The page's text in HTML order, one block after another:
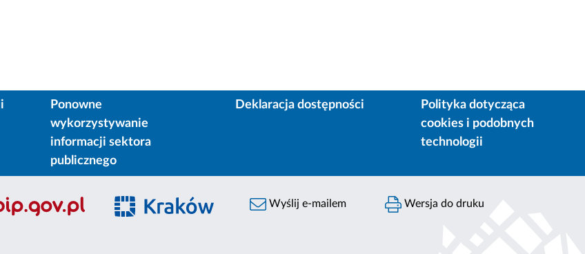
Ponowne
wykorzystywanie
informacji sektora
publicznego
Deklaracja dostępności
Polityka dotycząca
cookies i podobnych
technologii
Wyślij e-mailem Wersja do druku